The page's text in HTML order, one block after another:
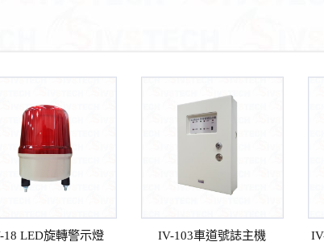
18 LED旋轉警示燈 IV-103車道號誌主機